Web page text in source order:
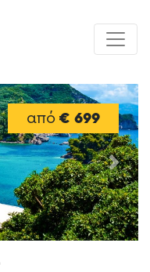
Next
από € 699